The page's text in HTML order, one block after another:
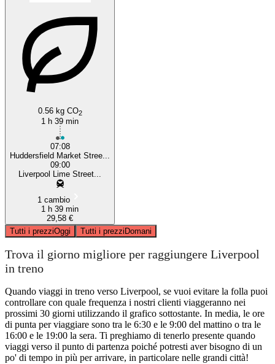
0.56 kg CO2
1 h 39 min
07:08
Huddersfield Market Stree...
09:00
Liverpool Lime Street...
1 cambio
1 h 39 min
29,58 €
Tutti i prezziOggi Tutti i prezziDomani
Trova il giorno migliore per raggiungere Liverpool
in treno
Quando viaggi in treno verso Liverpool, se vuoi evitare la folla puoi
controllare con quale frequenza i nostri clienti viaggeranno nei
prossimi 30 giorni utilizzando il grafico sottostante. In media, le ore
di punta per viaggiare sono tra le 6:30 e le 9:00 del mattino o tra le
16:00 e le 19:00 la sera. Ti preghiamo di tenerlo presente quando
viaggi verso il punto di partenza poiché potresti aver bisogno di un
po' di tempo in più per arrivare, in particolare nelle grandi città!